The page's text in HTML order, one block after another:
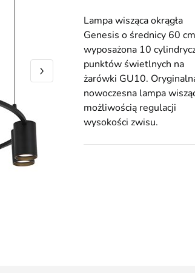
Lampa wisząca okrągła
Genesis o średnicy 60 cm
wyposażona 10
punktów świetlnych na
żarówki GU10.
nowoczesna lampa
możliwością regulacji
wysokości zwisu.